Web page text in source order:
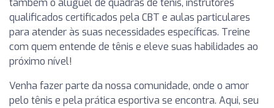
também o aluguel de quadras de tênis, instrutores
qualificados certificados pela CBT e aulas particulares
para atender às suas necessidades específicas. Treine
com quem entende de tênis e eleve suas habilidades ao
próximo nível!
Venha fazer parte da nossa comunidade, onde o amor
pelo tênis e pela prática esportiva se encontra. Aqui, seu